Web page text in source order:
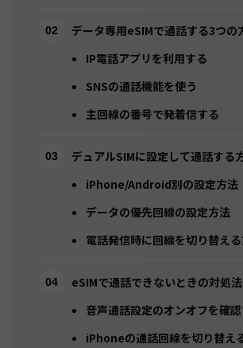
データ専用eSIMで通話する3つの
IP電話アプリを利用する
SNSの通話機能を使う
主回線の番号で発着信する
デュアルSIMに設定して通話する
iPhone/Android別の設定方法
データの優先回線の設定方法
電話発信時に回線を切り替え
eSIMで通話できないときの対処法
音声通話設定のオンオフを確
iPhoneの通話回線を切り替え